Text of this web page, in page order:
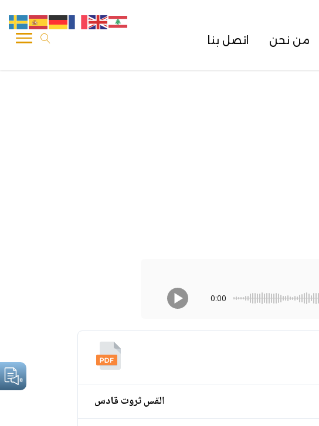
من نحن اتصل بنا
0:00
القس ثروت قادس